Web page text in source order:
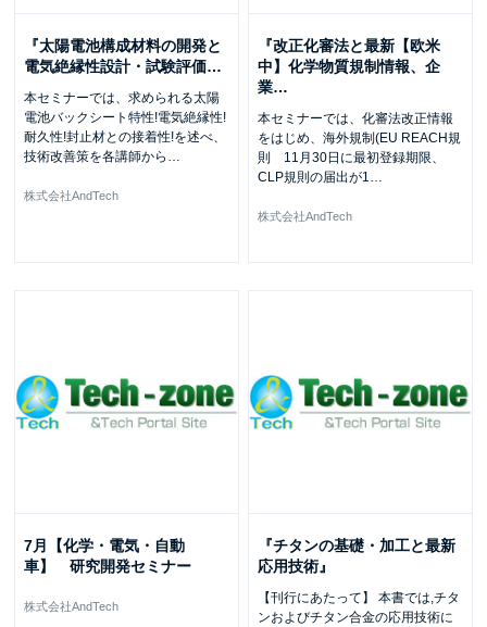
『太陽電池構成材料の開発と
電気絶縁性設計・試験評価…
本セミナーでは、求められる太陽
電池バックシート特性!電気絶縁性!
耐久性!封止材との接着性!を述べ、
技術改善策を各講師から …
株式会社AndTech
『改正化審法と最新【欧米
中】化学物質規制情報、企
業…
本セミナーでは、化審法改正情報
をはじめ、海外規制(EU REACH規
則 11月30日に最初登録期限、
CLP規則の届出が1…
株式会社AndTech
7月【化学・電気・自動
車】 研究開発セミナー
株式会社AndTech
『チタンの基礎・加工と最新
応用技術』
【刊行にあたって】 本書では,チタ
ンおよびチタン合金の応用技術に